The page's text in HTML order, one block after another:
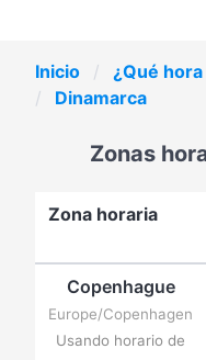
Inicio ¿Qué
Dinamarca
Zonas
Zona horaria
Copenhague
Europe/Copenhagen
Usando horario de